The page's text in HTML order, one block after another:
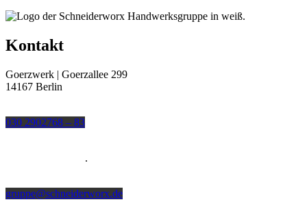
Kontakt
Goerzwerk | Goerzallee 299
14167 Berlin
030 2902768 – 83
.
gruppe@schneiderworx.de